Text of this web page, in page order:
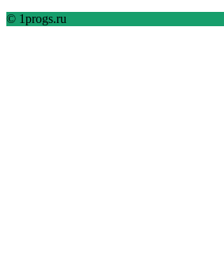
© 1progs.ru